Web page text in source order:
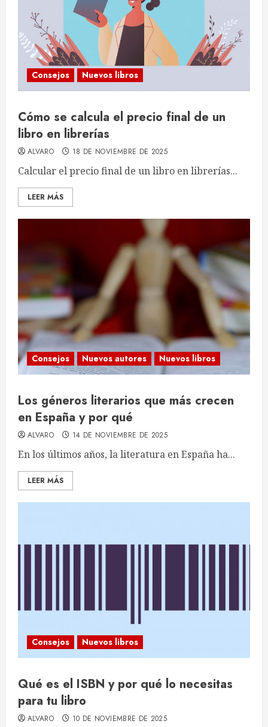
Consejos Nuevos libros
Cómo se calcula el precio final de un
libro en librerías
ALVARO 18 DE NOVIEMBRE DE 2025
Calcular el precio final de un libro en librerías...
LEER MÁS
Consejos Nuevos autores Nuevos libros
Los géneros literarios que más crecen
en España y por qué
ALVARO 14 DE NOVIEMBRE DE 2025
En los últimos años, la literatura en España ha...
LEER MÁS
Consejos Nuevos libros
Qué es el ISBN y por qué lo necesitas
para tu libro
ALVARO 10 DE NOVIEMBRE DE 2025